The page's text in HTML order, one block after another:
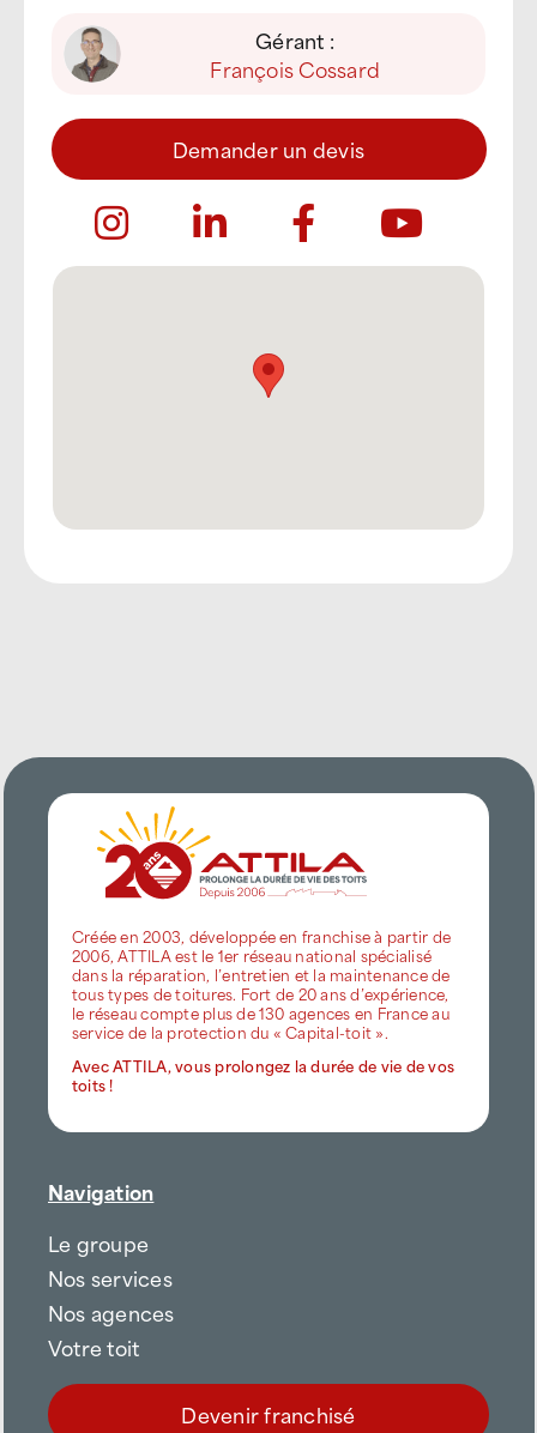
Gérant :
François Cossard
Demander un devis
Créée en 2003, développée en franchise à partir de
2006, ATTILA est le 1er réseau national spécialisé
dans la réparation, l’entretien et la maintenance de
tous types de toitures. Fort de 20 ans d’expérience,
le réseau compte plus de 130 agences en France au
service de la protection du « Capital-toit ».
Avec ATTILA, vous prolongez la durée de vie de vos
toits !
Navigation
Le groupe
Nos services
Nos agences
Votre toit
Devenir franchisé